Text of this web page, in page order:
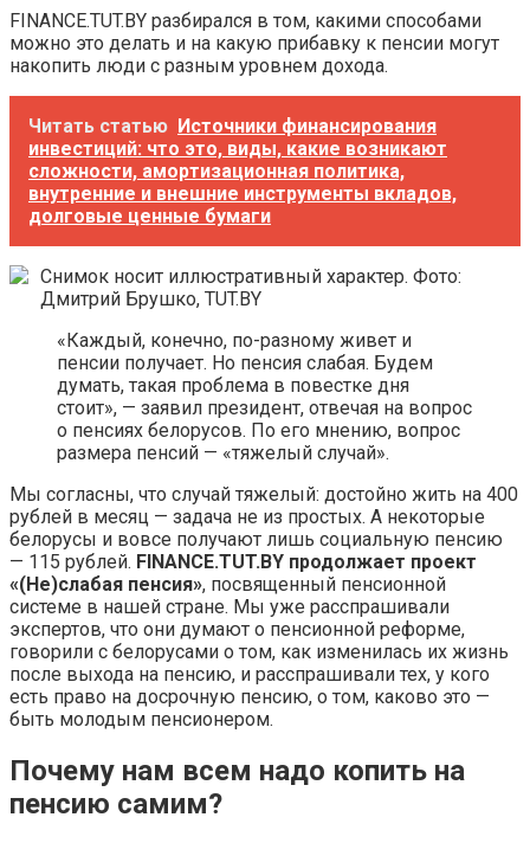
FINANCE.TUT.BY разбирался в том, какими способами
можно это делать и на какую прибавку к пенсии могут
накопить люди с разным уровнем дохода.
Читать статью Источники финансирования
инвестиций: что это, виды, какие возникают
сложности, амортизационная политика,
внутренние и внешние инструменты вкладов,
долговые ценные бумаги
Снимок носит иллюстративный характер. Фото:
Дмитрий Брушко, TUT.BY
«Каждый, конечно, по-разному живет и
пенсии получает. Но пенсия слабая. Будем
думать, такая проблема в повестке дня
стоит», — заявил президент, отвечая на вопрос
о пенсиях белорусов. По его мнению, вопрос
размера пенсий — «тяжелый случай».
Мы согласны, что случай тяжелый: достойно жить на 400
рублей в месяц — задача не из простых. А некоторые
белорусы и вовсе получают лишь социальную пенсию
— 115 рублей. FINANCE.TUT.BY продолжает проект
«(Не)слабая пенсия», посвященный пенсионной
системе в нашей стране. Мы уже расспрашивали
экспертов, что они думают о пенсионной реформе,
говорили с белорусами о том, как изменилась их жизнь
после выхода на пенсию, и расспрашивали тех, у кого
есть право на досрочную пенсию, о том, каково это —
быть молодым пенсионером.
Почему нам всем надо копить на
пенсию самим?